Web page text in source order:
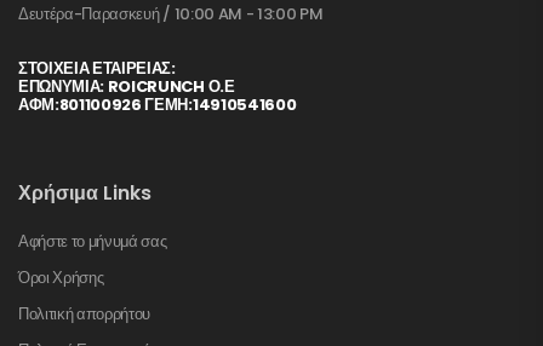
Δευτέρα-Παρασκευή / 10:00 AM - 13:00 PM
ΣΤΟΙΧΕΊΑ ΕΤΑΙΡΕΊΑΣ:
ΕΠΩΝΥΜΙΑ: ROICRUNCH Ο.Ε
ΑΦΜ:801100926 ΓΕΜΗ:14910541600
Χρήσιμα Links
Αφήστε το μήνυμά σας
Όροι Χρήσης
Πολιτική απορρήτου